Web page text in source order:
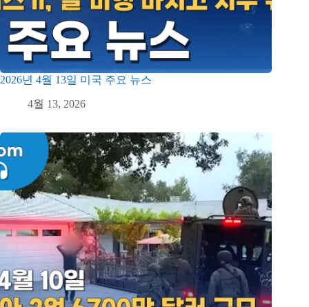
2026년 4월 13일 미국 주요 뉴스
4월 13, 2026